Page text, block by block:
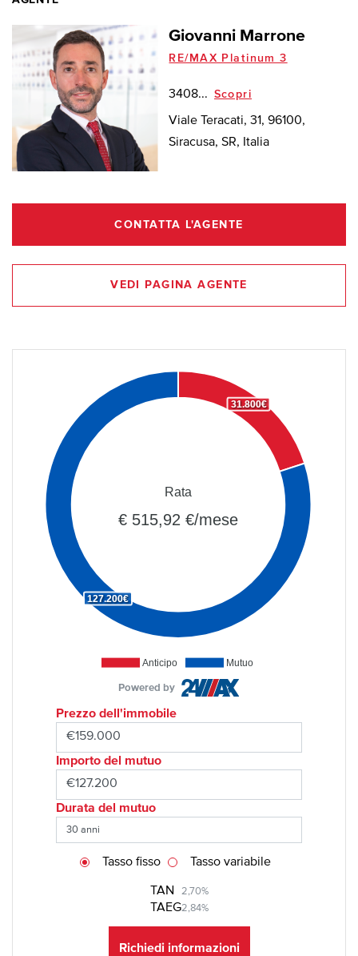
Giovanni Marrone
RE/MAX Platinum 3
3408... Scopri
Viale Teracati, 31, 96100,
Siracusa, SR, Italia
CONTATTA L'AGENTE
VEDI PAGINA AGENTE
Anticipo Mutuo
31.800€
127.200€
Rata
€ 515,92 €/mese
Powered by
Prezzo dell'immobile
Importo del mutuo
Durata del mutuo
TAN 2,70%
TAEG2,84%
Tasso fisso Tasso variabile
Richiedi informazioni